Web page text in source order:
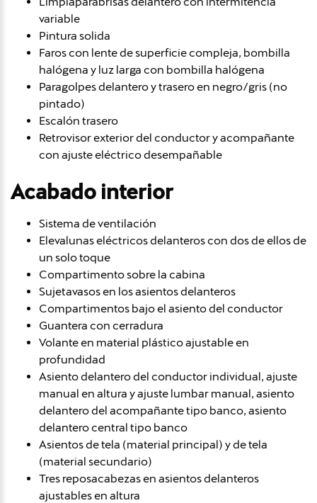
variable
Pintura solida
Faros con lente de superficie compleja, bombilla
halógena y luz larga con bombilla halógena
Paragolpes delantero y trasero en negro/gris (no
pintado)
Escalón trasero
Retrovisor exterior del conductor y acompañante
con ajuste eléctrico desempañable
Acabado interior
Sistema de ventilación
Elevalunas eléctricos delanteros con dos de ellos de
un solo toque
Compartimento sobre la cabina
Sujetavasos en los asientos delanteros
Compartimentos bajo el asiento del conductor
Guantera con cerradura
Volante en material plástico ajustable en
profundidad
Asiento delantero del conductor individual, ajuste
manual en altura y ajuste lumbar manual, asiento
delantero del acompañante tipo banco, asiento
delantero central tipo banco
Asientos de tela (material principal) y de tela
(material secundario)
Tres reposacabezas en asientos delanteros
ajustables en altura